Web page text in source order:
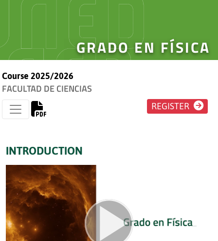
GRADO EN FÍSICA
Course 2025/2026
FACULTAD DE CIENCIAS
REGISTER
INTRODUCTION